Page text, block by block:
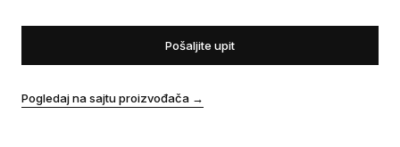
Pošaljite upit
Pogledaj na sajtu proizvođača →